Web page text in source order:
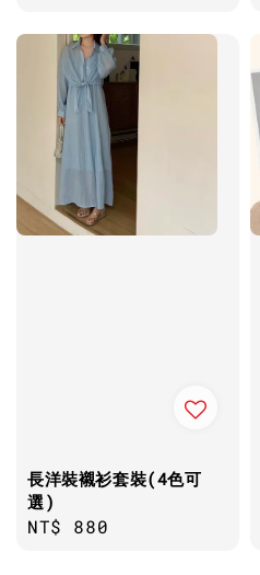
長洋裝襯衫套裝(4色可
選)
Regular
NT$ 880